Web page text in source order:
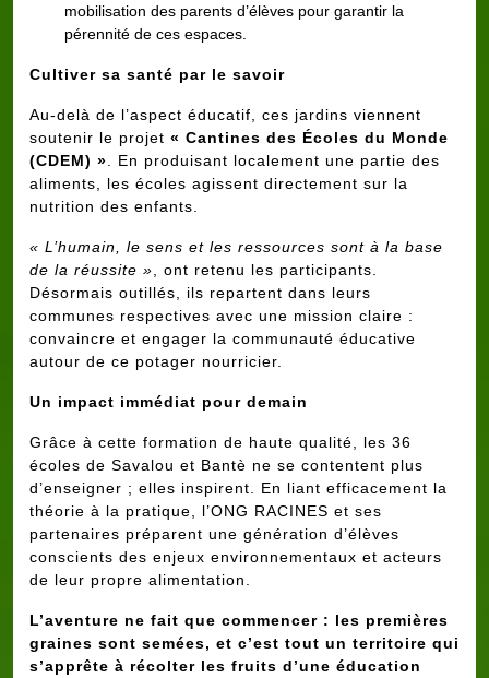
mobilisation des parents d’élèves pour garantir la
pérennité de ces espaces.
Cultiver sa santé par le savoir
Au-delà de l’aspect éducatif, ces jardins viennent
soutenir le projet « Cantines des Écoles du Monde
(CDEM) » . En produisant localement une partie des
aliments, les écoles agissent directement sur la
nutrition des enfants.
« L’humain, le sens et les ressources sont à la base
de la réussite » , ont retenu les participants.
Désormais outillés, ils repartent dans leurs
communes respectives avec une mission claire :
convaincre et engager la communauté éducative
autour de ce potager nourricier.
Un impact immédiat pour demain
Grâce à cette formation de haute qualité, les 36
écoles de Savalou et Bantè ne se contentent plus
d’enseigner ; elles inspirent. En liant efficacement la
théorie à la pratique, l’ONG RACINES et ses
partenaires préparent une génération d’élèves
conscients des enjeux environnementaux et acteurs
de leur propre alimentation.
L’aventure ne fait que commencer : les premières
graines sont semées, et c’est tout un territoire qui
s’apprête à récolter les fruits d’une éducation